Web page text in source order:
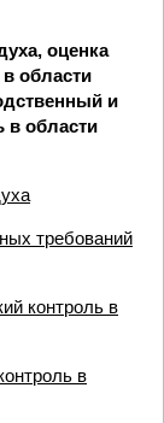
оценка
области
и
в области
требований
контроль в
в